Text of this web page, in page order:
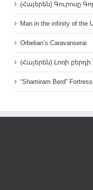
(Հայերեն) Գուրոսը
Man in the infinity of the
Orbelian’s Caravanserai
(Հայերեն) Լոռի
“Shamiram Berd” Fortress